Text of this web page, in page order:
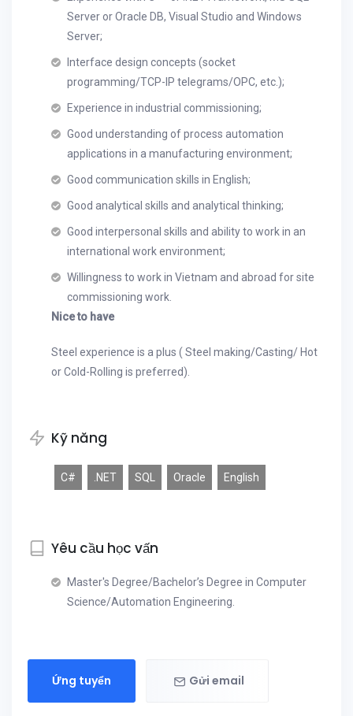
Server or Oracle DB, Visual Studio and Windows
Server;
Interface design concepts (socket
programming/TCP-IP telegrams/OPC, etc.);
Experience in industrial commissioning;
Good understanding of process automation
applications in a manufacturing environment;
Good communication skills in English;
Good analytical skills and analytical thinking;
Good interpersonal skills and ability to work in an
international work environment;
Willingness to work in Vietnam and abroad for site
commissioning work.
Nice to have
Steel experience is a plus ( Steel making/Casting/ Hot
or Cold-Rolling is preferred).
Kỹ năng
C# .NET SQL Oracle English
Yêu cầu học vấn
Master's Degree/Bachelor’s Degree in Computer
Science/Automation Engineering.
Ứng tuyển Gửi email